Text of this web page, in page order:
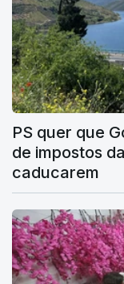
PS quer que
de impostos
caducarem